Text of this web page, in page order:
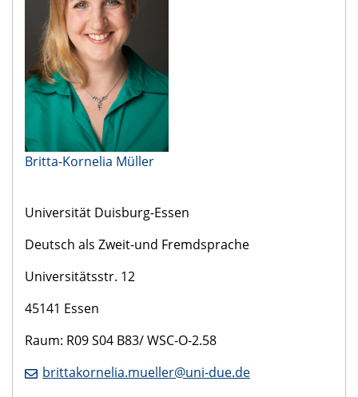
Britta-Kornelia Müller
​Universität Duisburg-Essen
Deutsch als Zweit-und Fremdsprache
Universitätsstr. 12
45141 Essen
Raum: R09 S04 B83/ WSC-O-2.58
brittakornelia.mueller@uni-due.de